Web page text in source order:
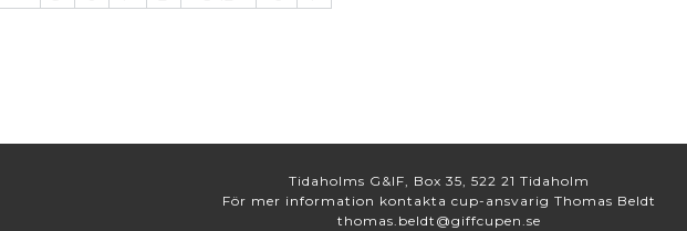
Tidaholms G&IF, Box 35, 522 21 Tidaholm
För mer information kontakta cup-ansvarig Thomas Beldt
thomas.beldt@giffcupen.se